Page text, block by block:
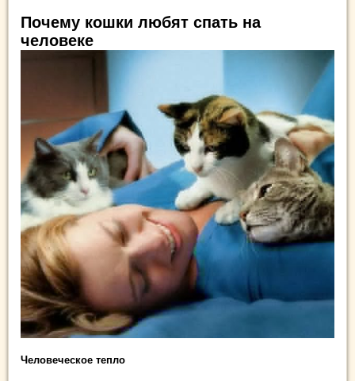
Почему кошки любят спать на
человеке
Человеческое тепло